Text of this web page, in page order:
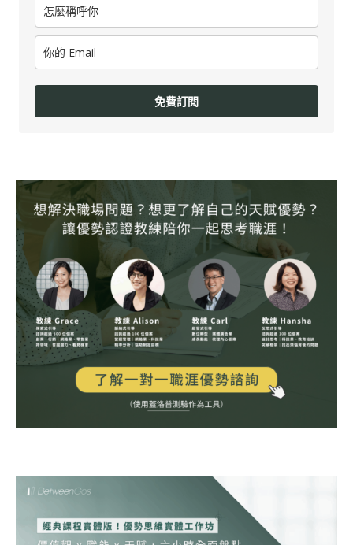
免費訂閱